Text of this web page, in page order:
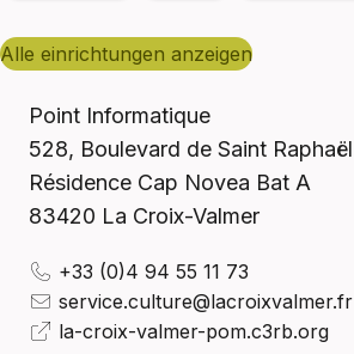
alle einrichtungen anzeigen
Point Informatique
528, Boulevard de Saint Raphaël
Résidence Cap Novea Bat A
83420 La Croix-Valmer
+33 (0)4 94 55 11 73
service.culture@lacroixvalmer.fr
la-croix-valmer-pom.c3rb.org